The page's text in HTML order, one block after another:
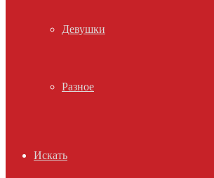
Девушки
Разное
Искать